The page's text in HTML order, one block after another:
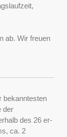
ab. Wir freuen
bekanntesten
der
des 26 er-
ca. 2